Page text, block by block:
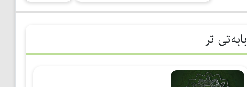
بابەتی تر